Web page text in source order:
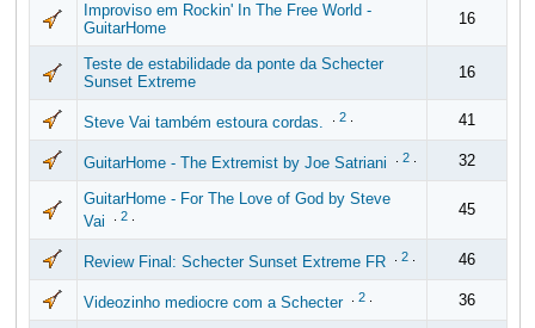
Improviso em Rockin' In The Free World -
GuitarHome
16
Teste de estabilidade da ponte da Schecter
Sunset Extreme
16
Steve Vai também estoura cordas. 2. 41
GuitarHome - The Extremist by Joe Satriani 2. 32
GuitarHome - For The Love of God by Steve
Vai
2. 45
Review Final: Schecter Sunset Extreme FR 2. 46
Videozinho mediocre com a Schecter 2. 36